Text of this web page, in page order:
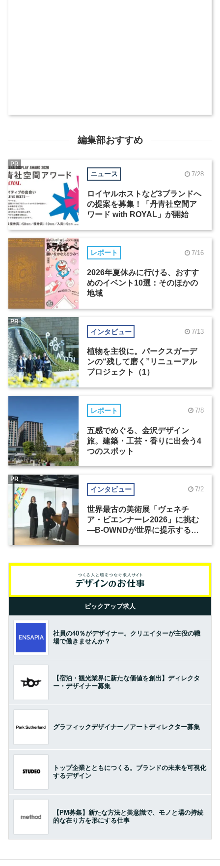
編集部おすすめ
ニュース 7/28
ロイヤルホストなど3ブランドへ
の提案を募集！「丹青社空間ア
ワード with ROYAL」が開始
PR
レポート 7/16
2026年夏休みに行ける、おすす
めのイベント10選：そのほかの
地域
インタビュー 7/13
植物を主役に。パークスガーデ
ンの“残して磨く”リニューアル
プロジェクト（1）
PR
レポート 7/8
五感でめぐる、金沢デザイン
旅。建築・工芸・香りに出会う4
つのスポット
インタビュー 7/2
世界最古の美術展「ヴェネチ
ア・ビエンナーレ2026」に挑む
―B-OWNDが世界に提示する美
PR
ピックアップ求人
社員の40％がデザイナー。クリエイターが主役の職
場で働きませんか？
【宿泊・観光業界に新たな価値を創出】ディレクタ
ー・デザイナー募集
グラフィックデザイナー／アートディレクター募集
トップ企業とともにつくる。ブランドの未来を可視化
するデザイン
【PM募集】新たな方法と美意識で、モノと場の持続
的な在り方を形にする仕事